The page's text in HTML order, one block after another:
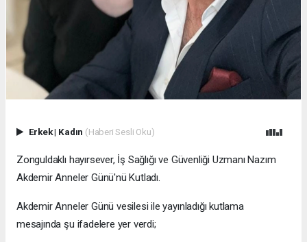
Erkek| Kadın (Haberi Sesli Oku)
Zonguldaklı hayırsever, İş Sağlığı ve Güvenliği Uzmanı Nazım
Akdemir Anneler Günü'nü Kutladı.
Akdemir Anneler Günü vesilesi ile yayınladığı kutlama
mesajında şu ifadelere yer verdi;